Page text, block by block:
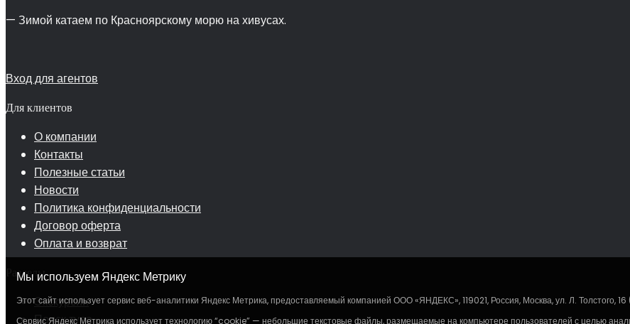
Мы используем Яндекс Метрику
Этот сайт использует сервис веб-аналитики Яндекс Метрика, предоставляемый компанией ООО «ЯНДЕКС», 119021, Россия, Москва, ул. Л. Толстого,
Сервис Яндекс Метрика использует технологию “cookie” — небольшие текстовые файлы, размещаемые на компьютере пользователей с целью
— Зимой катаем по Красноярскому морю на хивусах.
Вход для агентов
Для клиентов
О компании
Контакты
Полезные статьи
Новости
Политика конфиденциальности
Договор оферта
Оплата и возврат
Разделы
Экскурсии
Поиск тура